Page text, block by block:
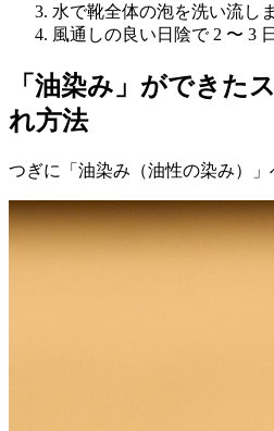
水で靴全体の泡を洗い流しま
風通しの良い日陰で 2 〜 3
「油染み」ができた
れ方法
つぎに「油染み（油性の染み）」